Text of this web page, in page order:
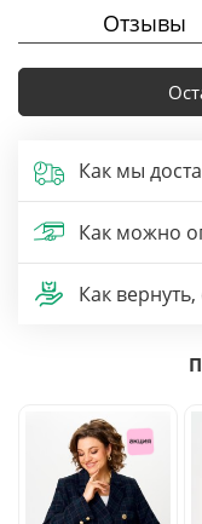
Отзывы
Как мы
Как можно
Как